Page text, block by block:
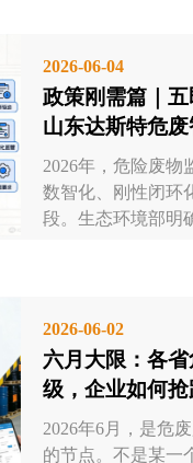
2026-06-04
政策刚需篇｜五
山东达斯特危
合规必选
2026年，危险废物
数智化、刚性闭环
段。生态环境部明
2026-06-02
六月大限：各
级，企业如何抢
2026年6月，是危
的节点。不是某一